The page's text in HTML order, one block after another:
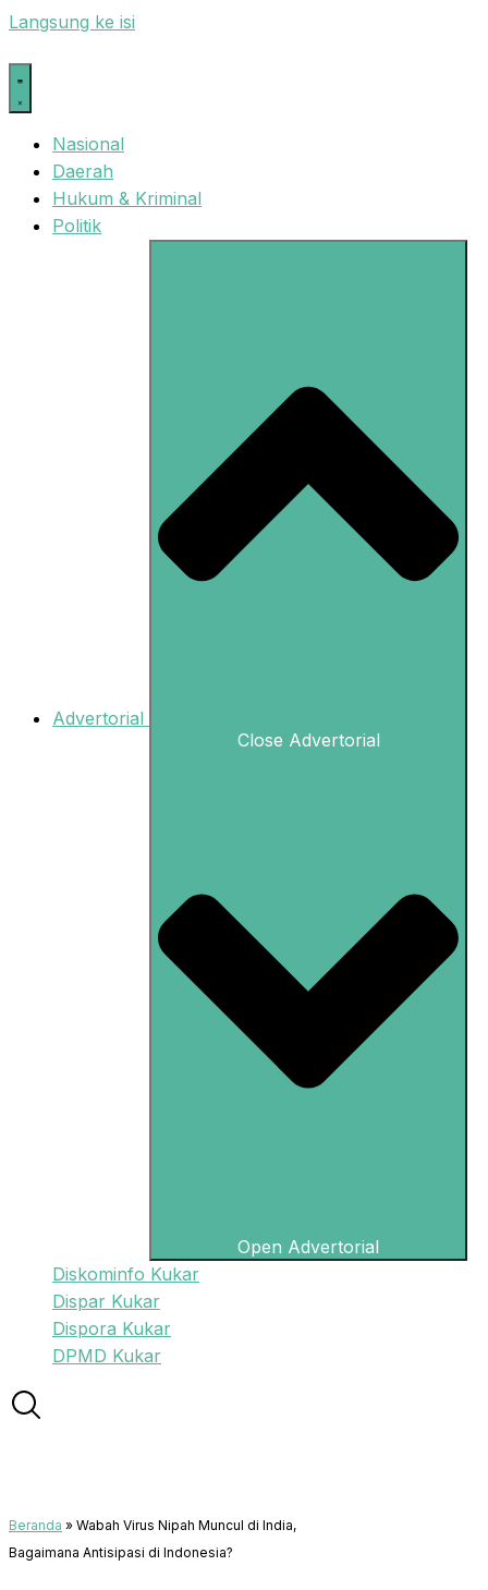
Langsung ke isi
Nasional
Daerah
Hukum & Kriminal
Politik
Advertorial
Close Advertorial
Open Advertorial
Diskominfo Kukar
Dispar Kukar
Dispora Kukar
DPMD Kukar
Beranda » Wabah Virus Nipah Muncul di India,
Bagaimana Antisipasi di Indonesia?